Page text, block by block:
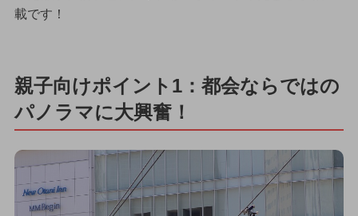
載です！
親子向けポイント1：都会ならではの
パノラマに大興奮！